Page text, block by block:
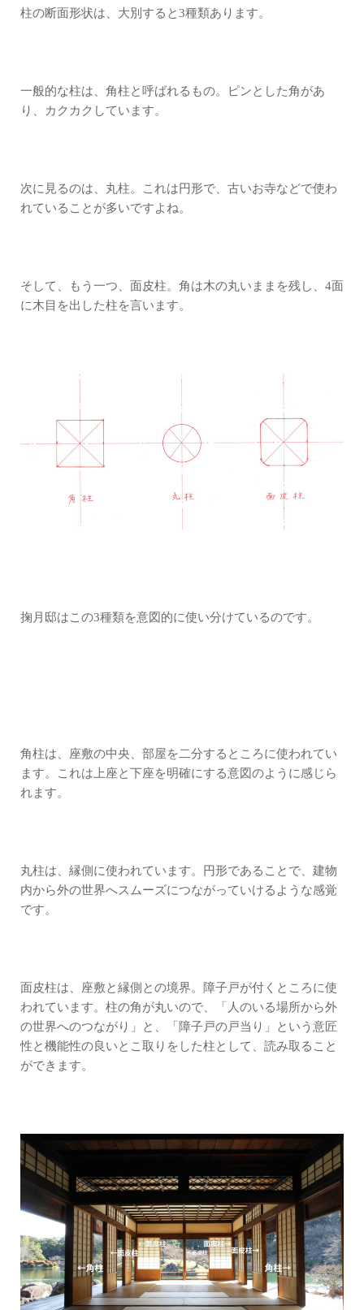
柱の断面形状は、大別すると3種類あります。
一般的な柱は、角柱と呼ばれるもの。ピンとした角があ
り、カクカクしています。
次に見るのは、丸柱。これは円形で、古いお寺などで使わ
れていることが多いですよね。
そして、もう一つ、面皮柱。角は木の丸いままを残し、4面
に木目を出した柱を言います。
掬月邸はこの3種類を意図的に使い分けているのです。
角柱は、座敷の中央、部屋を二分するところに使われてい
ます。これは上座と下座を明確にする意図のように感じら
れます。
丸柱は、縁側に使われています。円形であることで、建物
内から外の世界へスムーズにつながっていけるような感覚
です。
面皮柱は、座敷と縁側との境界。障子戸が付くところに使
われています。柱の角が丸いので、「人のいる場所から外
の世界へのつながり」と、「障子戸の戸当り」という意匠
性と機能性の良いとこ取りをした柱として、読み取ること
ができます。